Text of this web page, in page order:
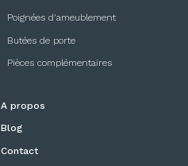
Poignées d'ameublement
Butées de porte
Pièces complémentaires
A propos
Blog
Contact